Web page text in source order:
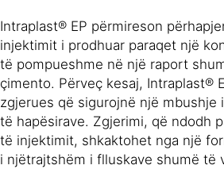
Intraplast® EP përmireson
injektimit i prodhuar paraqet një
të pompueshme në një raport
çimento. Përveç kesaj, Intraplast®
zgjerues që sigurojnë një mbushje
të hapësirave. Zgjerimi, që ndodh
të injektimit, shkaktohet nga një
i njëtrajtshëm i flluskave shumë të